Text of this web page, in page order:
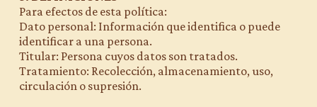
Para efectos de esta política:
Dato personal: Información que identifica o puede
identificar a una persona.
Titular: Persona cuyos datos son tratados.
Tratamiento: Recolección, almacenamiento, uso,
circulación o supresión.